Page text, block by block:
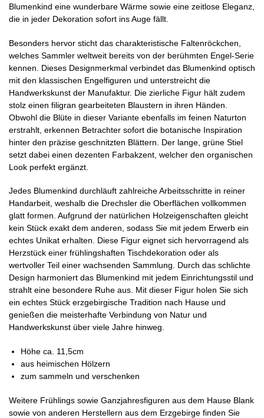
Blumenkind eine wunderbare Wärme sowie eine zeitlose Eleganz,
die in jeder Dekoration sofort ins Auge fällt.
Besonders hervor sticht das charakteristische Faltenröckchen,
welches Sammler weltweit bereits von der berühmten Engel-Serie
kennen. Dieses Designmerkmal verbindet das Blumenkind optisch
mit den klassischen Engelfiguren und unterstreicht die
Handwerkskunst der Manufaktur. Die zierliche Figur hält zudem
stolz einen filigran gearbeiteten Blaustern in ihren Händen.
Obwohl die Blüte in dieser Variante ebenfalls im feinen Naturton
erstrahlt, erkennen Betrachter sofort die botanische Inspiration
hinter den präzise geschnitzten Blättern. Der lange, grüne Stiel
setzt dabei einen dezenten Farbakzent, welcher den organischen
Look perfekt ergänzt.
Jedes Blumenkind durchläuft zahlreiche Arbeitsschritte in reiner
Handarbeit, weshalb die Drechsler die Oberflächen vollkommen
glatt formen. Aufgrund der natürlichen Holzeigenschaften gleicht
kein Stück exakt dem anderen, sodass Sie mit jedem Erwerb ein
echtes Unikat erhalten. Diese Figur eignet sich hervorragend als
Herzstück einer frühlingshaften Tischdekoration oder als
wertvoller Teil einer wachsenden Sammlung. Durch das schlichte
Design harmoniert das Blumenkind mit jedem Einrichtungsstil und
strahlt eine besondere Ruhe aus. Mit dieser Figur holen Sie sich
ein echtes Stück erzgebirgische Tradition nach Hause und
genießen die meisterhafte Verbindung von Natur und
Handwerkskunst über viele Jahre hinweg.
Höhe ca. 11,5cm
aus heimischen Hölzern
zum sammeln und verschenken
Weitere Frühlings sowie Ganzjahresfiguren aus dem Hause Blank
sowie von anderen Herstellern aus dem Erzgebirge finden Sie